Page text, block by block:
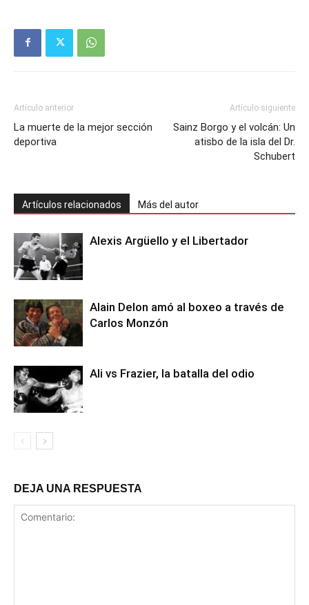
Artículo anterior
La muerte de la mejor sección
deportiva
Artículo siguiente
Sainz Borgo y el volcán: Un
atisbo de la isla del Dr.
Schubert
Artículos relacionados Más del autor
Alexis Argüello y el Libertador
Alain Delon amó al boxeo a través de
Carlos Monzón
Ali vs Frazier, la batalla del odio
DEJA UNA RESPUESTA